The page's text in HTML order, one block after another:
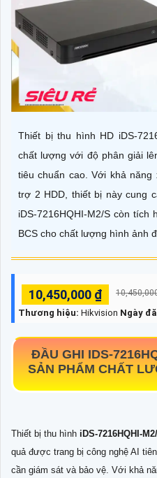
Thiết bị thu hình HD iDS-
chất lượng với độ phân giải
tiêu chuẩn cao. Với khả
trợ 2 HDD, thiết bị này cung
iDS-7216HQHI-M2/S còn tích
BCS cho chất lượng hình ảnh
10,450,000 ₫
Thương hiệu: Hikvision Ngày
ĐẦU GHI IDS-
SẢN PHẨM CHẤT
Thiết bị thu hình iDS-7216HQHI-
quả được trang bị công nghệ AI
cần giám sát và bảo vệ. Với khả